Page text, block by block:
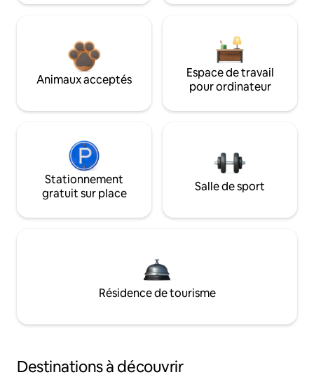
Animaux acceptés
Espace de travail
pour ordinateur
Stationnement
gratuit sur place
Salle de sport
Résidence de tourisme
Destinations à découvrir